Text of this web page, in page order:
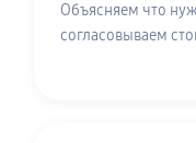
Объясняем что
согласовываем